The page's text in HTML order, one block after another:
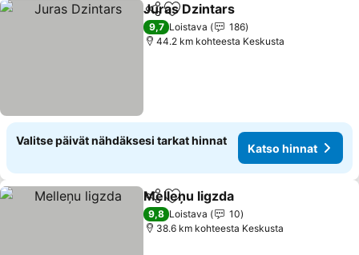
Jaa Lisää suosikkeihin
Juras Dzintars
9,7 Loistava
186
44.2 km kohteesta Keskusta
Valitse päivät nähdäksesi tarkat hinnat
Katso hinnat
Jaa Lisää suosikkeihin
Melleņu ligzda
9,8 Loistava
10
38.6 km kohteesta Keskusta